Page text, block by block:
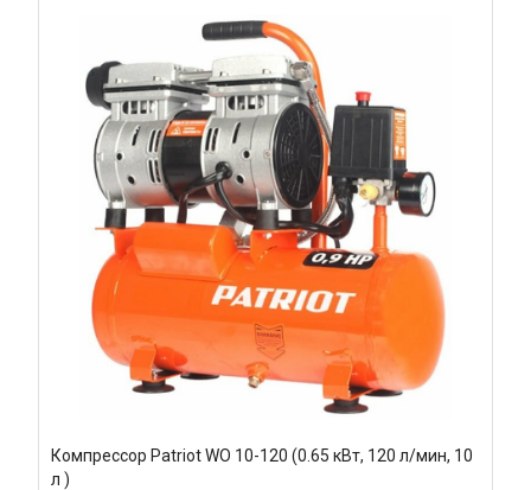
Компрессор Patriot WO 10-120 (0.65 кВт, 120 л/мин, 10
л )